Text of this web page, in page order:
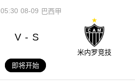
08-09
05:30 巴西甲
V - S
米内罗竞技
即将开始